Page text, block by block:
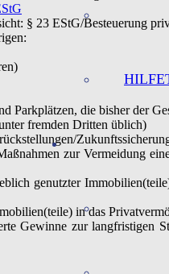
§ 23 EStG/Besteuerung
Parkplätzen, die bisher der
fremden Dritten üblich)
zur Vermeidung
genutzter
in das
Gewinne zur langfristigen